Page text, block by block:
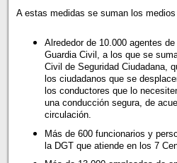
A estas medidas se suman los
Alrededor de 10.000 agentes
Guardia Civil, a los que se
Civil de Seguridad Ciudadana,
los ciudadanos que se
los conductores que lo
una conducción segura, de
circulación.
Más de 600 funcionarios y
la DGT que atiende en los 7